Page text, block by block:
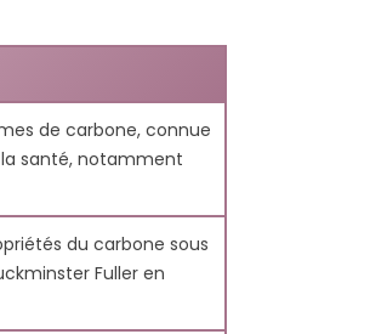
HUILES C60 POUR
RÉDUIRE
8636 vues 126 Aimé
Entraînez-vous plus dur
?
alimentaires carbone
de carbone, connue
santé, notamment
du carbone sous
Fuller en